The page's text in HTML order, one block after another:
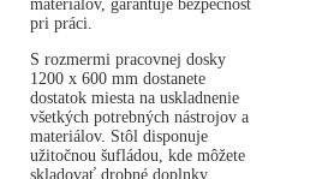
materiálov, garantuje bezpečnosť
pri práci.
S rozmermi pracovnej dosky
1200 x 600 mm dostanete
dostatok miesta na uskladnenie
všetkých potrebných nástrojov a
materiálov. Stôl disponuje
užitočnou šufládou, kde môžete
skladovať drobné doplnky,